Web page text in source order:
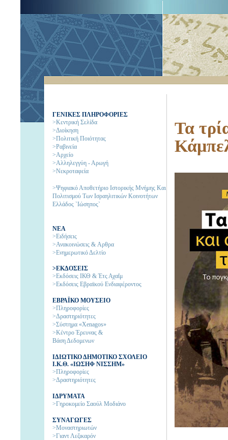
ΓΕΝΙΚΕΣ ΠΛΗΡΟΦΟΡΙΕΣ
>Κεντρική Σελίδα
>Διοίκηση
>Πολιτική Ποιότητας
>Ραβινεία
>Αρχείο
>Αλληλεγγύη - Αρωγή
>Νεκροταφεία
>Ψηφιακό Αποθετήριο Ιστορικής Μνήμης Και
Πολιτισμού Των Ισραηλιτικών Κοινοτήτων
Ελλάδος `Ιώσηπος`
NEA
>Ειδήσεις
>Ανακοινώσεις & Aρθρα
>Ενημερωτικό Δελτίο
>ΕΚΔΟΣΕΙΣ
>Εκδόσεις ΙΚΘ & Έτς Αχαΐμ
>Εκδόσεις Εβραϊκού Ενδιαφέροντος
EΒΡΑΪΚΟ ΜΟΥΣΕΙΟ
>Πληροφορίες
>Δραστηριότητες
>Σύστημα «Xenagos»
>Κέντρο Έρευνας &
Βάση Δεδομενων
ΙΔΙΩΤΙΚΟ ΔΗΜΟΤΙΚΟ ΣΧΟΛΕΙΟ
Ι.Κ.Θ. «ΙΩΣΗΦ ΝΙΣΣΗΜ»
>Πληροφορίες
>Δραστηριότητες
IΔΡΥΜΑΤΑ
>Γηροκομείο Σαούλ Μοδιάνο
ΣΥΝΑΓΩΓΕΣ
>Μοναστηριωτών
>Γιαντ Λεζικαρόν
Τα